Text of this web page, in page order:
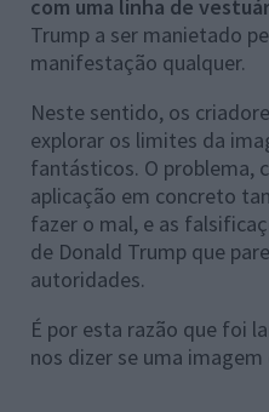
com uma linha de
Trump a ser manietado
manifestação qualquer.
Neste sentido, os
explorar os limites da
fantásticos. O problema,
aplicação em concreto
fazer o mal, e as
de Donald Trump que
autoridades.
É por esta razão que foi
nos dizer se uma